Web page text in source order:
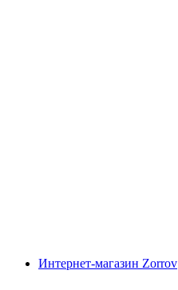
Интернет-магазин Zorrov